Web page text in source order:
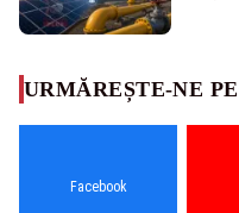
URMĂREȘTE-NE PE
Facebook